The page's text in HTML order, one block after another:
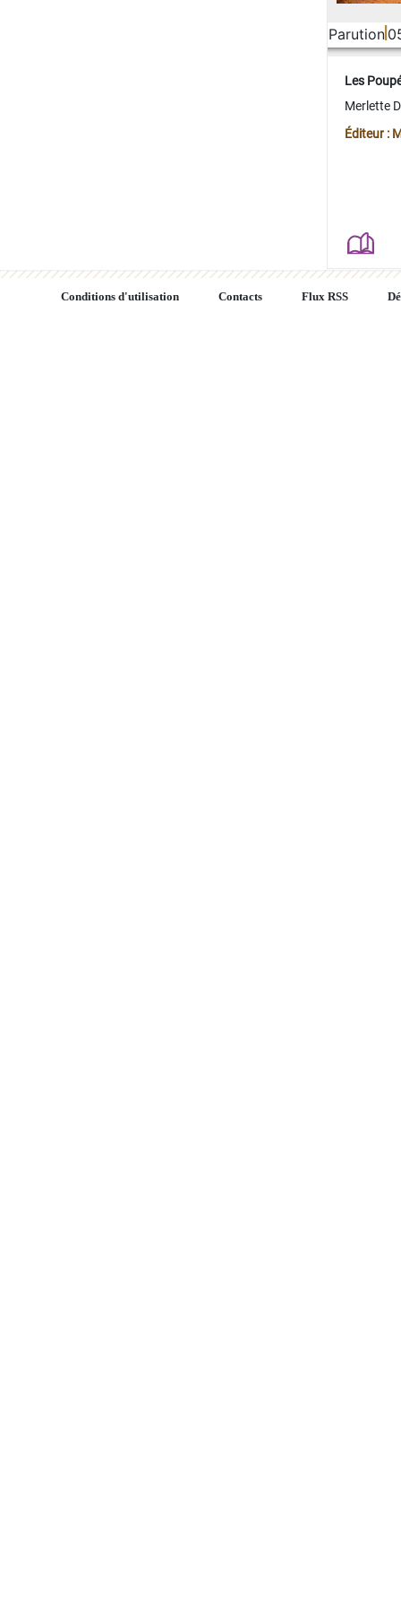
Parution
Les
Merlette
Éditeur :
Conditions d'utilisation Contacts Flux RSS